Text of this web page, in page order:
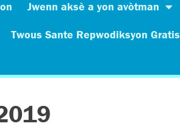
Jwenn aksè a yon avòtman
Twous Sante Repwodiksyon Gratis